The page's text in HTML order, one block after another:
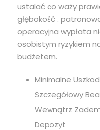
ustalać co waży
głębokość .
operacyjna wypłata
osobistym ryzykiem
budżetem.
Minimalne
Szczegółowy
Wewnątrz
Depozyt